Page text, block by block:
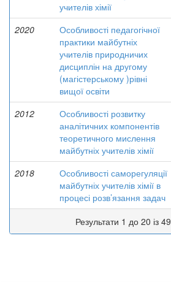
учителів хімії
2020
Особливості педагогічної
практики майбутніх
учителів природничих
дисциплін на другому
(магістерському )рівні
вищої освіти
2012
Особливості розвитку
аналітичних компонентів
теоретичного мислення
майбутніх учителів хімії
2018
Особливості саморегуляції
майбутніх учителів хімії в
процесі розв’язання задач
Результати 1 до 20 із 49